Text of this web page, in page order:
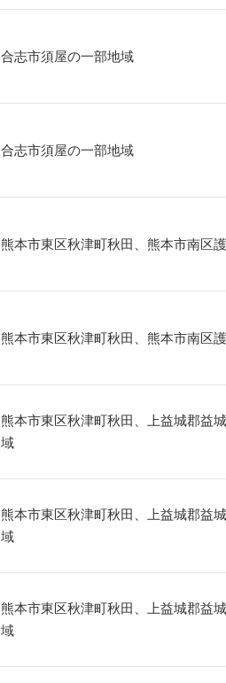
合志市須屋の一部地域
合志市須屋の一部地域
熊本市東区秋津町秋田、熊本市南区
熊本市東区秋津町秋田、熊本市南区
熊本市東区秋津町秋田、上益城郡益
域
熊本市東区秋津町秋田、上益城郡益
域
熊本市東区秋津町秋田、上益城郡益
域